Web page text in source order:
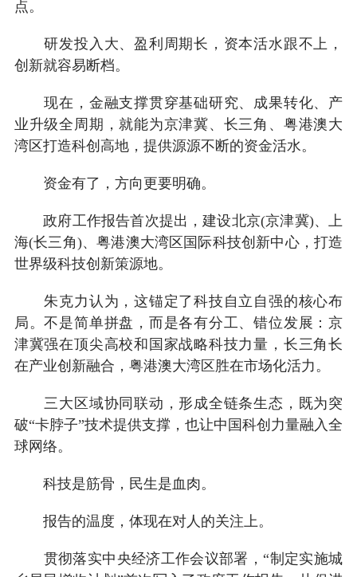
点。
研发投入大、盈利周期长，资本活水跟不上，
创新就容易断档。
现在，金融支撑贯穿基础研究、成果转化、产
业升级全周期，就能为京津冀、长三角、粤港澳大
湾区打造科创高地，提供源源不断的资金活水。
资金有了，方向更要明确。
政府工作报告首次提出，建设北京(京津冀)、上
海(长三角)、粤港澳大湾区国际科技创新中心，打造
世界级科技创新策源地。
朱克力认为，这锚定了科技自立自强的核心布
局。不是简单拼盘，而是各有分工、错位发展：京
津冀强在顶尖高校和国家战略科技力量，长三角长
在产业创新融合，粤港澳大湾区胜在市场化活力。
三大区域协同联动，形成全链条生态，既为突
破“卡脖子”技术提供支撑，也让中国科创力量融入全
球网络。
科技是筋骨，民生是血肉。
报告的温度，体现在对人的关注上。
贯彻落实中央经济工作会议部署，“制定实施城